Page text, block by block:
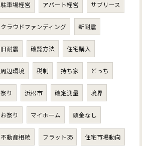
駐車場経営 アパート経営 サブリース
クラウドファンディング 新耐震
旧耐震 確認方法 住宅購入
周辺環境 税制 持ち家 どっち
祭り 浜松市 確定測量 境界
お祭り マイホーム 頭金なし
不動産相続 フラット35 住宅市場動向